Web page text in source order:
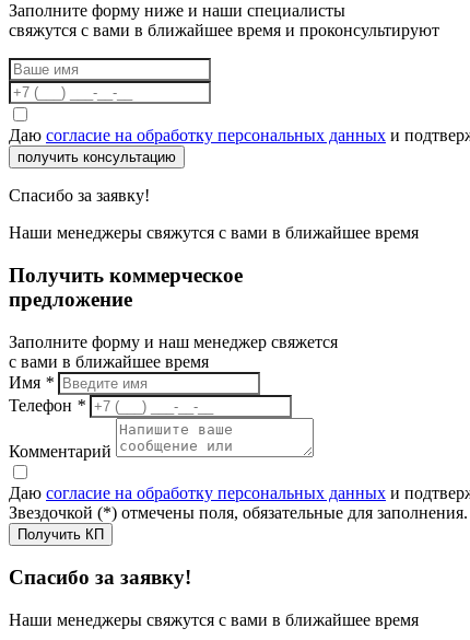
Заполните форму ниже и наши специалисты
свяжутся с вами в ближайшее время и проконсультируют
Даю согласие на обработку персональных данных и
получить консультацию
Спасибо за заявку!
Наши менеджеры свяжутся с вами в ближайшее время
Получить коммерческое
предложение
Заполните форму и наш менеджер свяжется
с вами в ближайшее время
Имя *
Телефон *
Комментарий
Даю согласие на обработку персональных данных и
Звездочкой (*) отмечены поля, обязательные для заполнения.
Получить КП
Спасибо за заявку!
Наши менеджеры свяжутся с вами в ближайшее время